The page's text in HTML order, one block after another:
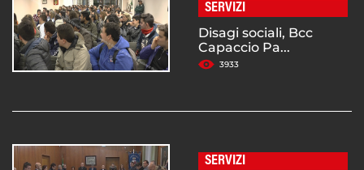
SERVIZI
Disagi sociali, Bcc
Capaccio Pa...
3933
SERVIZI